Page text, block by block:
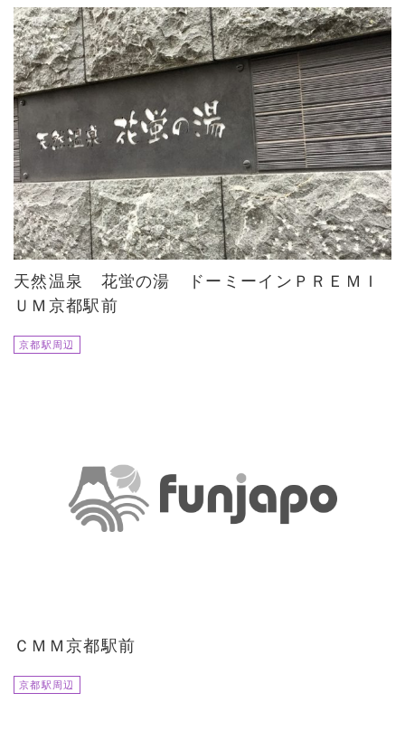
天然温泉 花蛍の湯 ドーミーインＰＲＥＭＩ
ＵＭ京都駅前
京都駅周辺
ＣＭＭ京都駅前
京都駅周辺